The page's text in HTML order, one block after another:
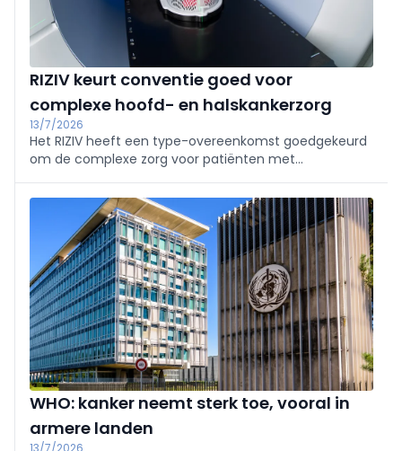
RIZIV keurt conventie goed voor
complexe hoofd- en halskankerzorg
13/7/2026
Het RIZIV heeft een type-overeenkomst goedgekeurd
om de complexe zorg voor patiënten met
vergoeden via referentiecentra.
WHO: kanker neemt sterk toe, vooral in
armere landen